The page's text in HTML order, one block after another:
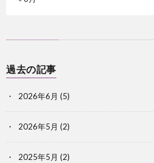
過去の記事
2026年6月 (5)
2026年5月 (2)
2025年5月 (2)